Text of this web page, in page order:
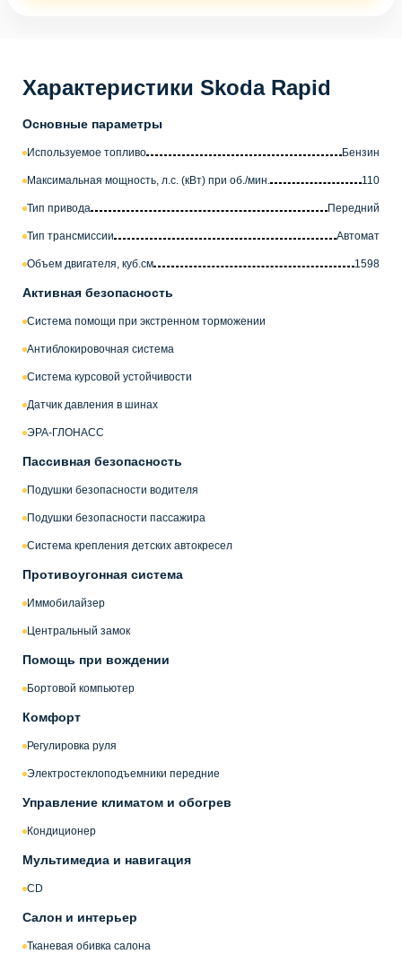
Характеристики Skoda Rapid
Основные параметры
Используемое топливо Бензин
Максимальная мощность, л.с. (кВт) при об./мин. 110
Тип привода Передний
Тип трансмиссии Автомат
Объем двигателя, куб.см 1598
Активная безопасность
Система помощи при экстренном торможении
Антиблокировочная система
Система курсовой устойчивости
Датчик давления в шинах
ЭРА-ГЛОНАСС
Пассивная безопасность
Подушки безопасности водителя
Подушки безопасности пассажира
Система крепления детских автокресел
Противоугонная система
Иммобилайзер
Центральный замок
Помощь при вождении
Бортовой компьютер
Комфорт
Регулировка руля
Электростеклоподъемники передние
Управление климатом и обогрев
Кондиционер
Мультимедиа и навигация
CD
Салон и интерьер
Тканевая обивка салона